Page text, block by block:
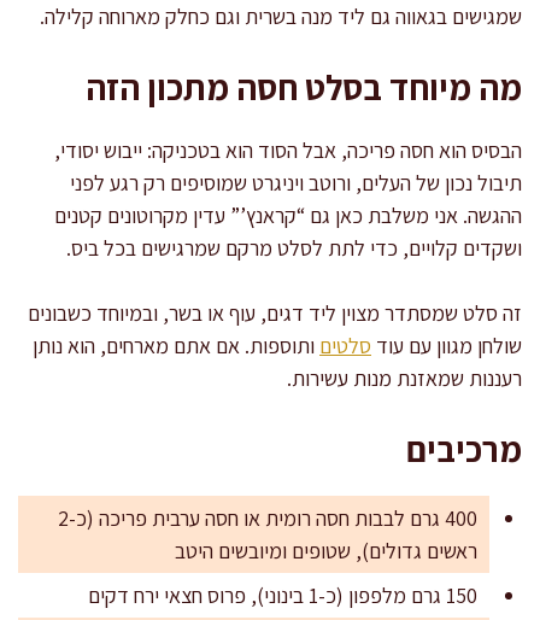
שמגישים בגאווה גם ליד מנה בשרית וגם כחלק מארוחה קלילה.
מה מיוחד בסלט חסה מתכון הזה
הבסיס הוא חסה פריכה, אבל הסוד הוא בטכניקה: ייבוש יסודי,
תיבול נכון של העלים, ורוטב ויניגרט שמוסיפים רק רגע לפני
ההגשה. אני משלבת כאן גם “קראנץ’” עדין מקרוטונים קטנים
ושקדים קלויים, כדי לתת לסלט מרקם שמרגישים בכל ביס.
זה סלט שמסתדר מצוין ליד דגים, עוף או בשר, ובמיוחד כשבונים
שולחן מגוון עם עוד סלטים ותוספות. אם אתם מארחים, הוא נותן
רעננות שמאזנת מנות עשירות.
מרכיבים
400 גרם לבבות חסה רומית או חסה ערבית פריכה (כ-2
ראשים גדולים), שטופים ומיובשים היטב
150 גרם מלפפון (כ-1 בינוני), פרוס חצאי ירח דקים